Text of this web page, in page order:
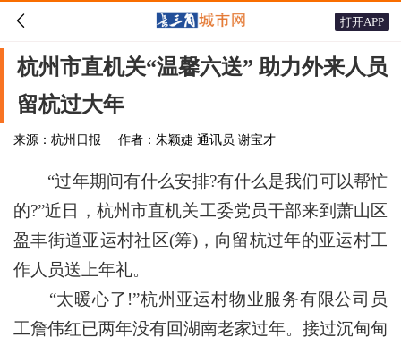
 打开APP
杭州市直机关“温馨六送” 助力外来人员
留杭过大年
来源：杭州日报 作者：朱颖婕 通讯员 谢宝才
“过年期间有什么安排?有什么是我们可以帮忙
的?”近日，杭州市直机关工委党员干部来到萧山区
盈丰街道亚运村社区(筹)，向留杭过年的亚运村工
作人员送上年礼。
“太暖心了!”杭州亚运村物业服务有限公司员
工詹伟红已两年没有回湖南老家过年。接过沉甸甸